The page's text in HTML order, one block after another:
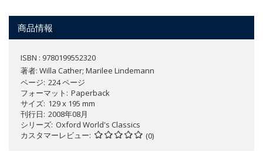
商品情報
ISBN : 9780199552320
著者: Willa Cather; Marilee Lindemann
ページ 224 ページ
フォーマット
Paperback
サイズ 129 x 195 mm
刊行日 2008年08月
シリーズ Oxford World's Classics
カスタマーレビュー
(0)